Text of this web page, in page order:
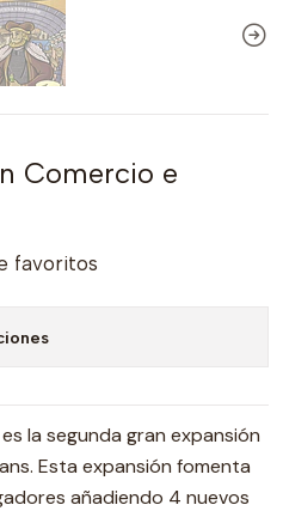
Comercio e
favoritos
la segunda gran expansión
Esta expansión fomenta
añadiendo 4 nuevos